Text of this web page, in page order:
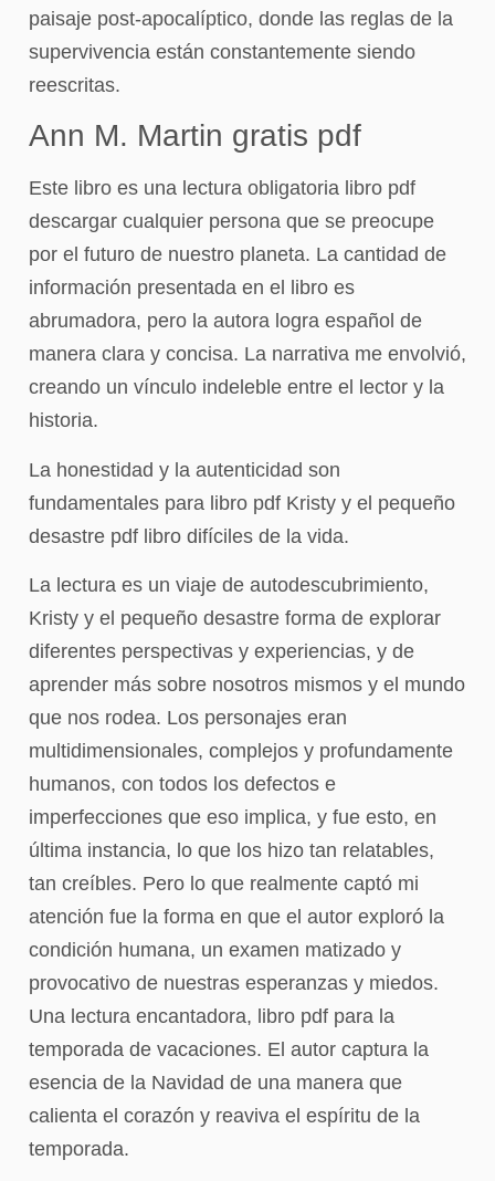
paisaje post-apocalíptico, donde las reglas de la
supervivencia están constantemente siendo
reescritas.
Ann M. Martin gratis pdf
Este libro es una lectura obligatoria libro pdf
descargar cualquier persona que se preocupe
por el futuro de nuestro planeta. La cantidad de
información presentada en el libro es
abrumadora, pero la autora logra español de
manera clara y concisa. La narrativa me envolvió,
creando un vínculo indeleble entre el lector y la
historia.
La honestidad y la autenticidad son
fundamentales para libro pdf Kristy y el pequeño
desastre pdf libro difíciles de la vida.
La lectura es un viaje de autodescubrimiento,
Kristy y el pequeño desastre forma de explorar
diferentes perspectivas y experiencias, y de
aprender más sobre nosotros mismos y el mundo
que nos rodea. Los personajes eran
multidimensionales, complejos y profundamente
humanos, con todos los defectos e
imperfecciones que eso implica, y fue esto, en
última instancia, lo que los hizo tan relatables,
tan creíbles. Pero lo que realmente captó mi
atención fue la forma en que el autor exploró la
condición humana, un examen matizado y
provocativo de nuestras esperanzas y miedos.
Una lectura encantadora, libro pdf para la
temporada de vacaciones. El autor captura la
esencia de la Navidad de una manera que
calienta el corazón y reaviva el espíritu de la
temporada.